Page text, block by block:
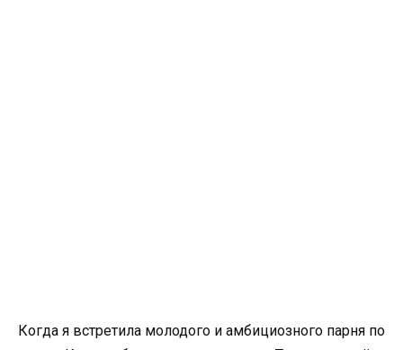
Когда я встретила молодого и амбициозного парня по